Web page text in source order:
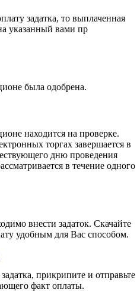
задатка, то выплаченная
указанный вами пр
была одобрена.
находится на проверке.
торгах завершается в
дню проведения
в течение одного
внести задаток. Скачайте
удобным для Вас способом.
прикрипите и отправьте
факт оплаты.